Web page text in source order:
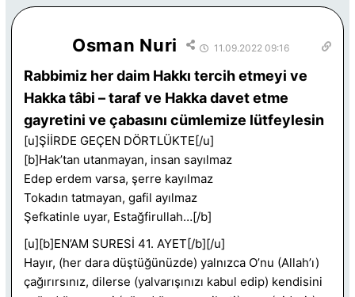
Osman Nuri 11.09.2022 09:16
Rabbimiz her daim Hakkı tercih etmeyi ve
Hakka tâbi – taraf ve Hakka davet etme
gayretini ve çabasını cümlemize lütfeylesin
[u]ŞİİRDE GEÇEN DÖRTLÜKTE[/u]
[b]Hak’tan utanmayan, insan sayılmaz
Edep erdem varsa, şerre kayılmaz
Tokadın tatmayan, gafil ayılmaz
Şefkatinle uyar, Estağfirullah…[/b]
[u][b]EN’AM SURESİ 41. AYET[/b][/u]
Hayır, (her dara düştüğünüzde) yalnızca O’nu (Allah’ı)
çağırırsınız, dilerse (yalvarışınızı kabul edip) kendisini